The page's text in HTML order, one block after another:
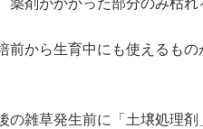
剤がかかった部分のみ枯れ
前から生育中にも使えるも
の雑草発生前に「土壌処理